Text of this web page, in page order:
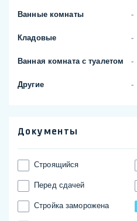
Ванные комнаты -
Кладовые -
Ванная комната с туалетом -
Другие -
Документы
Строящийся
Перед сдачей
Стройка заморожена